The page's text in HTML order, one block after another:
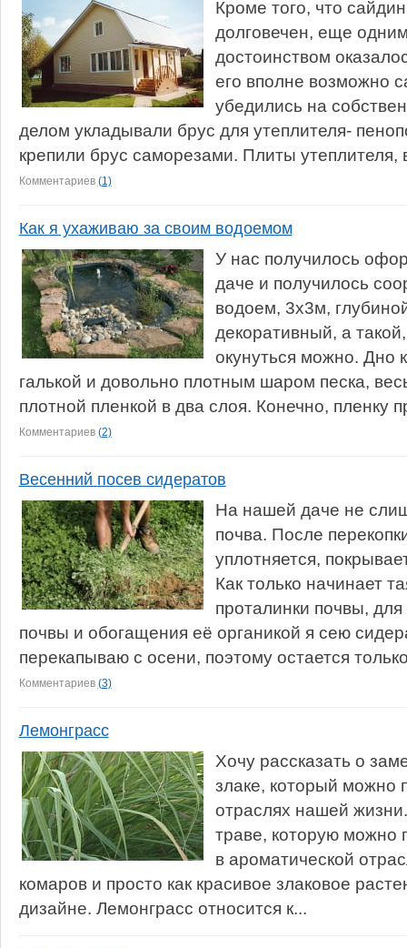
Кроме того, что
долговечен, еще
достоинством
его вполне возможно
убедились на
делом укладывали брус для утеплителя-
крепили брус саморезами. Плиты утеплителя,
Комментариев (1)
Как я ухаживаю за своим водоемом
У нас получилось
даче и получилось
водоем, 3х3м,
декоративный, а
окунуться можно. Дно
галькой и довольно плотным шаром песка,
плотной пленкой в два слоя. Конечно, пленку
Комментариев (2)
Весенний посев сидератов
На нашей даче не
почва. После
уплотняется,
Как только начинает
проталинки почвы,
почвы и обогащения её органикой я сею
перекапываю с осени, поэтому остается
Комментариев (3)
Лемонграсс
Хочу рассказать о
злаке, который можно
отраслях нашей
траве, которую можно
в ароматической
комаров и просто как красивое злаковое
дизайне. Лемонграсс относится к...